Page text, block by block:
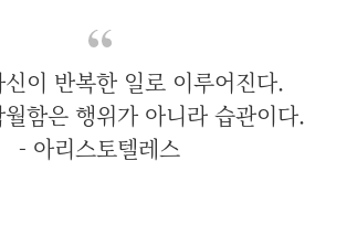
이 반복한 일로 이루어진다.
함은 행위가 아니라 습관이다.
- 아리스토텔레스